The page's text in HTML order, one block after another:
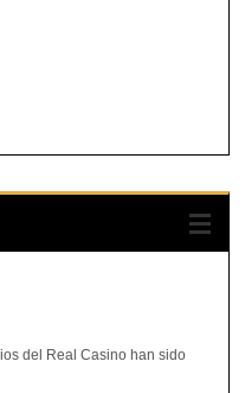
del Real Casino han sido